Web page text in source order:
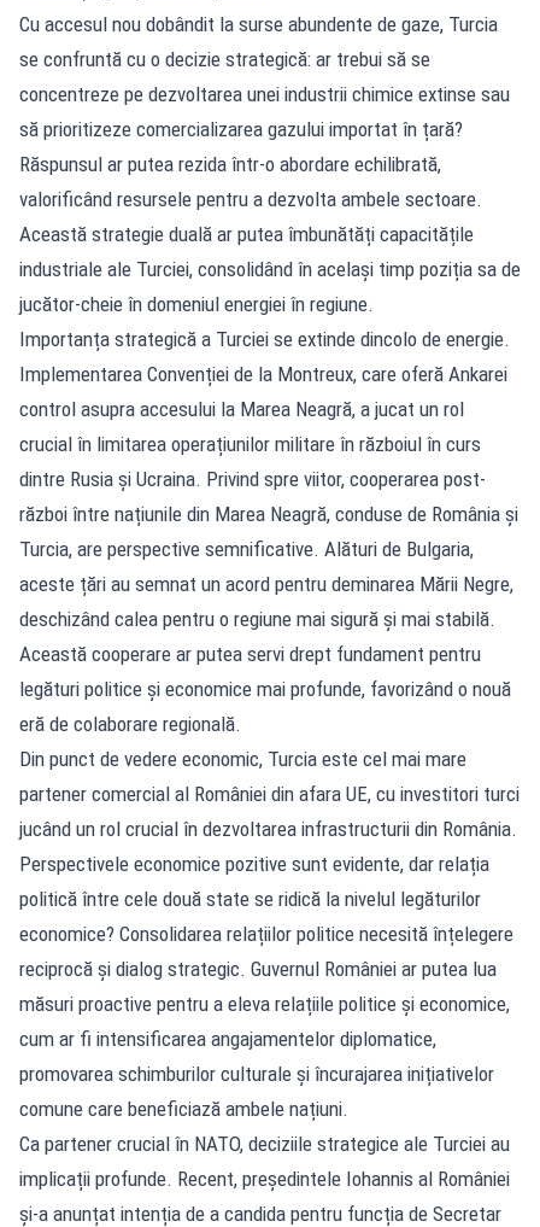
Cu accesul nou dobândit la surse abundente de gaze, Turcia
se confruntă cu o decizie strategică: ar trebui să se
concentreze pe dezvoltarea unei industrii chimice extinse sau
să prioritizeze comercializarea gazului importat în țară?
Răspunsul ar putea rezida într-o abordare echilibrată,
valorificând resursele pentru a dezvolta ambele sectoare.
Această strategie duală ar putea îmbunătăți capacitățile
industriale ale Turciei, consolidând în același timp poziția sa de
jucător-cheie în domeniul energiei în regiune.
Importanța strategică a Turciei se extinde dincolo de energie.
Implementarea Convenției de la Montreux, care oferă Ankarei
control asupra accesului la Marea Neagră, a jucat un rol
crucial în limitarea operațiunilor militare în războiul în curs
dintre Rusia și Ucraina. Privind spre viitor, cooperarea post-
război între națiunile din Marea Neagră, conduse de România și
Turcia, are perspective semnificative. Alături de Bulgaria,
aceste țări au semnat un acord pentru deminarea Mării Negre,
deschizând calea pentru o regiune mai sigură și mai stabilă.
Această cooperare ar putea servi drept fundament pentru
legături politice și economice mai profunde, favorizând o nouă
eră de colaborare regională.
Din punct de vedere economic, Turcia este cel mai mare
partener comercial al României din afara UE, cu investitori turci
jucând un rol crucial în dezvoltarea infrastructurii din România.
Perspectivele economice pozitive sunt evidente, dar relația
politică între cele două state se ridică la nivelul legăturilor
economice? Consolidarea relațiilor politice necesită înțelegere
reciprocă și dialog strategic. Guvernul României ar putea lua
măsuri proactive pentru a eleva relațiile politice și economice,
cum ar fi intensificarea angajamentelor diplomatice,
promovarea schimburilor culturale și încurajarea inițiativelor
comune care beneficiază ambele națiuni.
Ca partener crucial în NATO, deciziile strategice ale Turciei au
implicații profunde. Recent, președintele Iohannis al României
și-a anunțat intenția de a candida pentru funcția de Secretar